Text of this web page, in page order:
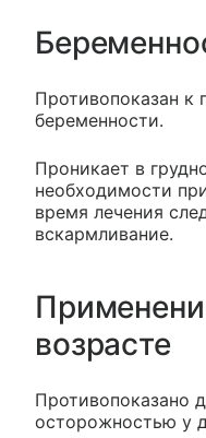
Противопоказан к
беременности.
Проникает в
необходимости
время лечения
вскармливание.
возрасте
Противопоказано
осторожностью у